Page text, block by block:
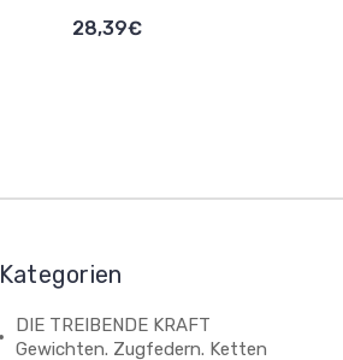
28,39€
Kategorien
DIE TREIBENDE KRAFT
Gewichten. Zugfedern. Ketten